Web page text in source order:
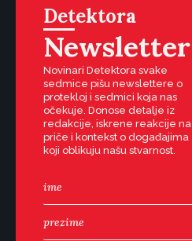
Detektora
Newsletter
Novinari Detektora svake
sedmice pišu newslettere o
protekloj i sedmici koja nas
očekuje. Donose detalje iz
redakcije, iskrene reakcije na
priče i kontekst o događajima
koji oblikuju našu stvarnost.